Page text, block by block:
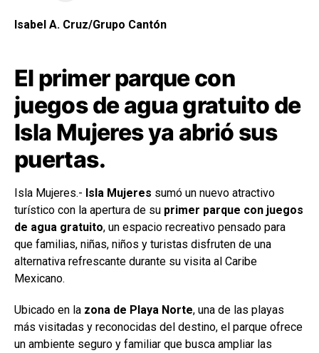
Isabel A. Cruz/Grupo Cantón
El primer parque con
juegos de agua gratuito de
Isla Mujeres ya abrió sus
puertas.
Isla Mujeres.- Isla Mujeres sumó un nuevo atractivo
turístico con la apertura de su primer parque con juegos
de agua gratuito, un espacio recreativo pensado para
que familias, niñas, niños y turistas disfruten de una
alternativa refrescante durante su visita al Caribe
Mexicano.
Ubicado en la zona de Playa Norte, una de las playas
más visitadas y reconocidas del destino, el parque ofrece
un ambiente seguro y familiar que busca ampliar las